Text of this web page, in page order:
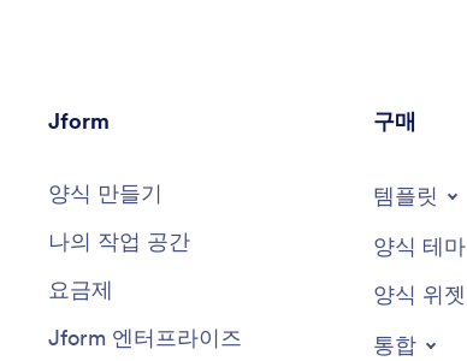
Jform
양식 만들기
나의 작업 공간
요금제
Jform 엔터프라이즈
구매
템플릿
양식 테마
양식 위젯
통합